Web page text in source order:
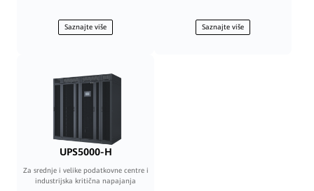
Saznajte više Saznajte više
UPS5000-H
Za srednje i velike podatkovne centre i
industrijska kritična napajanja